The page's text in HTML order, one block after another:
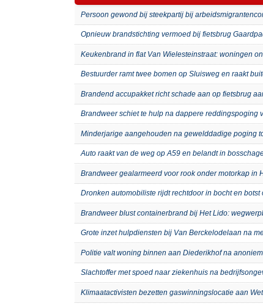
Persoon gewond bij steekpartij bij
Opnieuw brandstichting vermoed bij fietsbrug
Keukenbrand in flat Van Wielesteinstraat: woningen
Bestuurder ramt twee bomen op Sluisweg en raakt
Brandend accupakket richt schade aan op fietsbrug
Brandweer schiet te hulp na dappere reddingspoging
Minderjarige aangehouden na gewelddadige poging
Auto raakt van de weg op A59 en belandt in
Brandweer gealarmeerd voor rook onder motorkap in
Dronken automobiliste rijdt rechtdoor in bocht en
Brandweer blust containerbrand bij Het Lido:
Grote inzet hulpdiensten bij Van Berckelodelaan na
Politie valt woning binnen aan Diederikhof na
Slachtoffer met spoed naar ziekenhuis na
Klimaatactivisten bezetten gaswinningslocatie aan